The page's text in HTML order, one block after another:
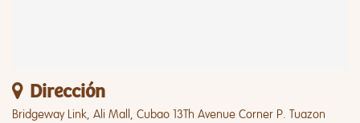
Dirección
Bridgeway Link, Ali Mall, Cubao 13Th Avenue Corner P. Tuazon